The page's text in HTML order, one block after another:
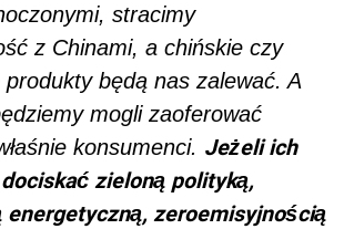
stracimy
z Chinami, a chińskie czy
będą nas zalewać. A
mogli zaoferować
konsumenci. Jeżeli ich
zieloną polityką,
zeroemisyjnością